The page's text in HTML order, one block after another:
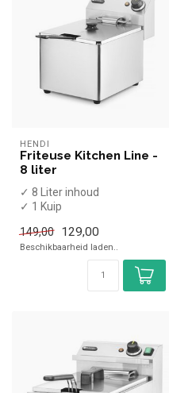
HENDI
Friteuse Kitchen Line -
8 liter
✓ 8 Liter inhoud
✓ 1 Kuip
✓ Tafelmodel
✓ 3,5 kW
149,00 129,00
Beschikbaarheid laden..